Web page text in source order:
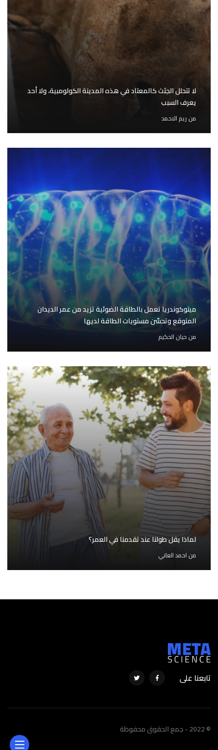
لا تتحلل الجثث كالمعتاد في هذه المدينة الكولومبية، ولا أحد
يعرف السبب
من ريم الاحمد
ميتوكوندريا تعمل بالطاقة الضوئية تزيد من عمر الديدان
المتوقع وتحسّن مستويات الطاقة لديها
من حيان الحكيم
لماذا يقل طولنا عند تقدمنا في العمر؟
من احمد العاني
تابعنا على
© 2022 - جمع الحقوق محفوظة